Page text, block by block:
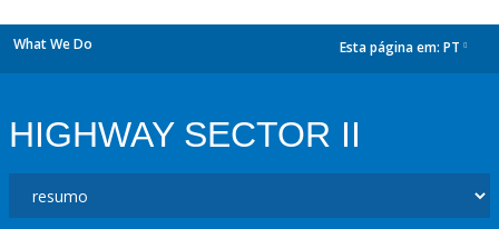
What We Do Esta página em: PT
HIGHWAY SECTOR II